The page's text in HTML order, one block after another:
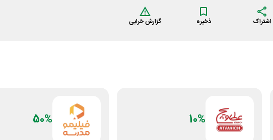
اشتراک ذخیره گزارش خرابی
10%
50%